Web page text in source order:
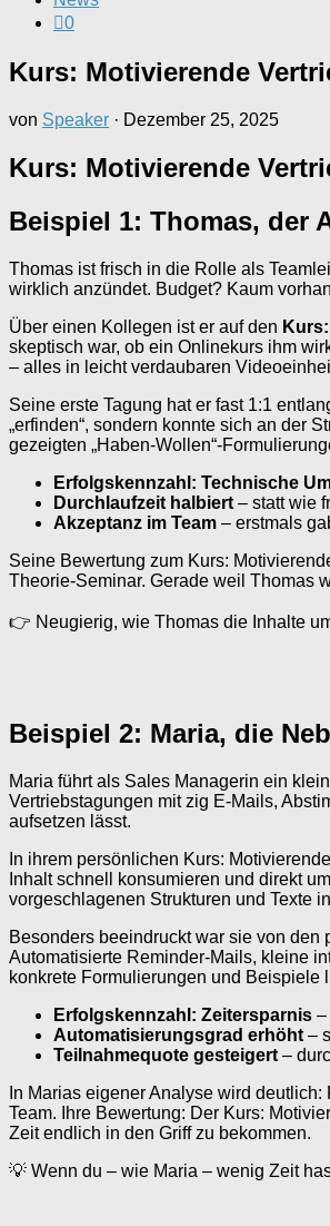
0
Kurs: Motivierende
von Speaker · Dezember 25, 2025
Kurs: Motivierende
Beispiel 1: Thomas, der
Thomas ist frisch in die Rolle als
wirklich anzündet. Budget? Kaum
Über einen Kollegen ist er auf den
skeptisch war, ob ein Onlinekurs ihm
– alles in leicht verdaubaren
Seine erste Tagung hat er fast 1:1
„erfinden“, sondern konnte sich an der
gezeigten „Haben-Wollen“-
Erfolgskennzahl: Technische
Durchlaufzeit halbiert – statt wie
Akzeptanz im Team – erstmals
Seine Bewertung zum Kurs:
Theorie-Seminar. Gerade weil Thomas
👉 Neugierig, wie Thomas die Inhalte
Beispiel 2: Maria, die
Maria führt als Sales Managerin ein
Vertriebstagungen mit zig E-Mails,
aufsetzen lässt.
In ihrem persönlichen Kurs:
Inhalt schnell konsumieren und direkt
vorgeschlagenen Strukturen und Texte
Besonders beeindruckt war sie von
Automatisierte Reminder-Mails, kleine
konkrete Formulierungen und Beispiele
Erfolgskennzahl: Zeitersparnis –
Automatisierungsgrad erhöht –
Teilnahmequote gesteigert –
In Marias eigener Analyse wird
Team. Ihre Bewertung: Der Kurs:
Zeit endlich in den Griff zu bekommen.
💡 Wenn du – wie Maria – wenig Zeit